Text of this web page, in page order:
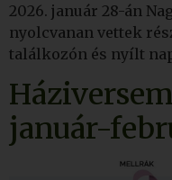
2026. január 28-án
nyolcvanan vettek
találkozón és nyílt
január-